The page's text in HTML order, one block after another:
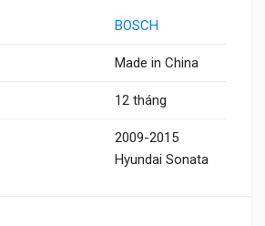
BOSCH
Made in China
12 tháng
2009-2015
Hyundai Sonata